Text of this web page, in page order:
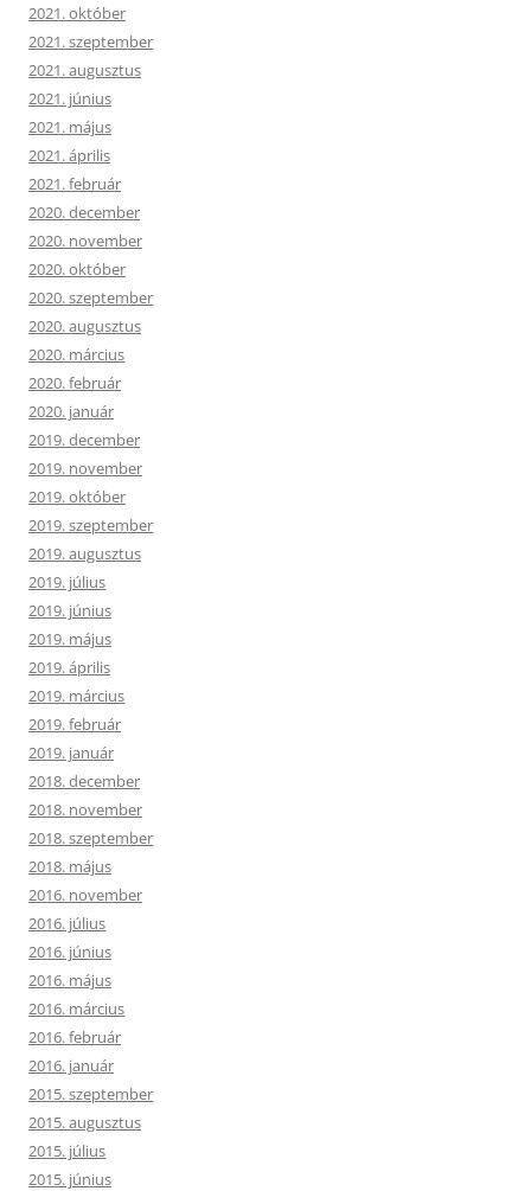
2021. október
2021. szeptember
2021. augusztus
2021. június
2021. május
2021. április
2021. február
2020. december
2020. november
2020. október
2020. szeptember
2020. augusztus
2020. március
2020. február
2020. január
2019. december
2019. november
2019. október
2019. szeptember
2019. augusztus
2019. július
2019. június
2019. május
2019. április
2019. március
2019. február
2019. január
2018. december
2018. november
2018. szeptember
2018. május
2016. november
2016. július
2016. június
2016. május
2016. március
2016. február
2016. január
2015. szeptember
2015. augusztus
2015. július
2015. június